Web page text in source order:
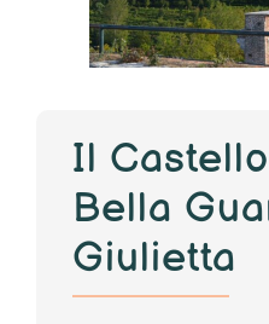
Il
Bella
Giulietta